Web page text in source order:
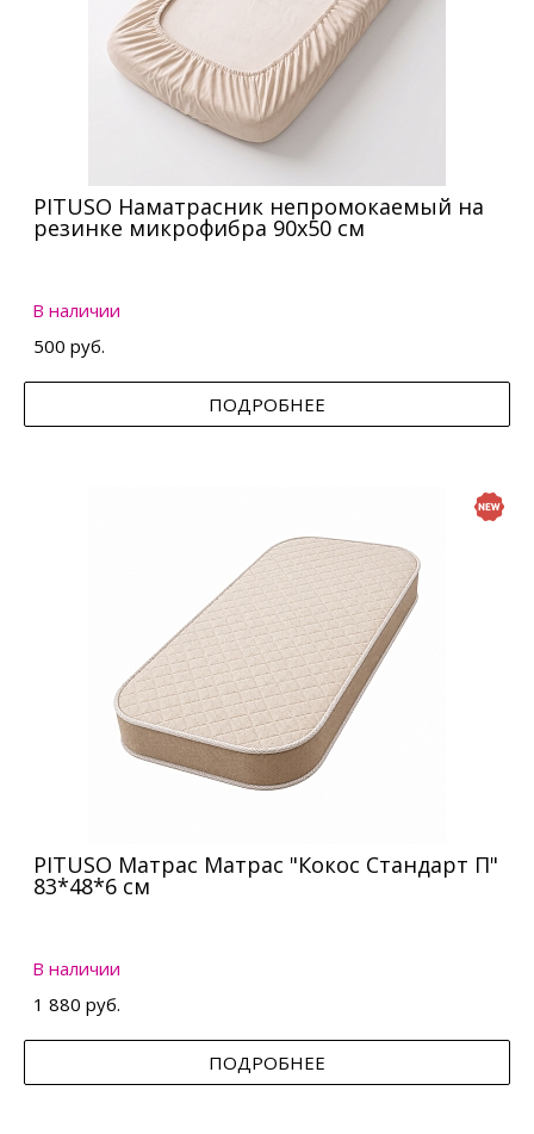
PITUSO Наматрасник непромокаемый на
резинке микрофибра 90х50 см
В наличии
500 руб.
ПОДРОБНЕЕ
PITUSO Матрас Матрас "Кокос Стандарт П"
83*48*6 см
В наличии
1 880 руб.
ПОДРОБНЕЕ